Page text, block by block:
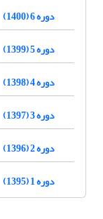
دوره 6 (1400)
دوره 5 (1399)
دوره 4 (1398)
دوره 3 (1397)
دوره 2 (1396)
دوره 1 (1395)